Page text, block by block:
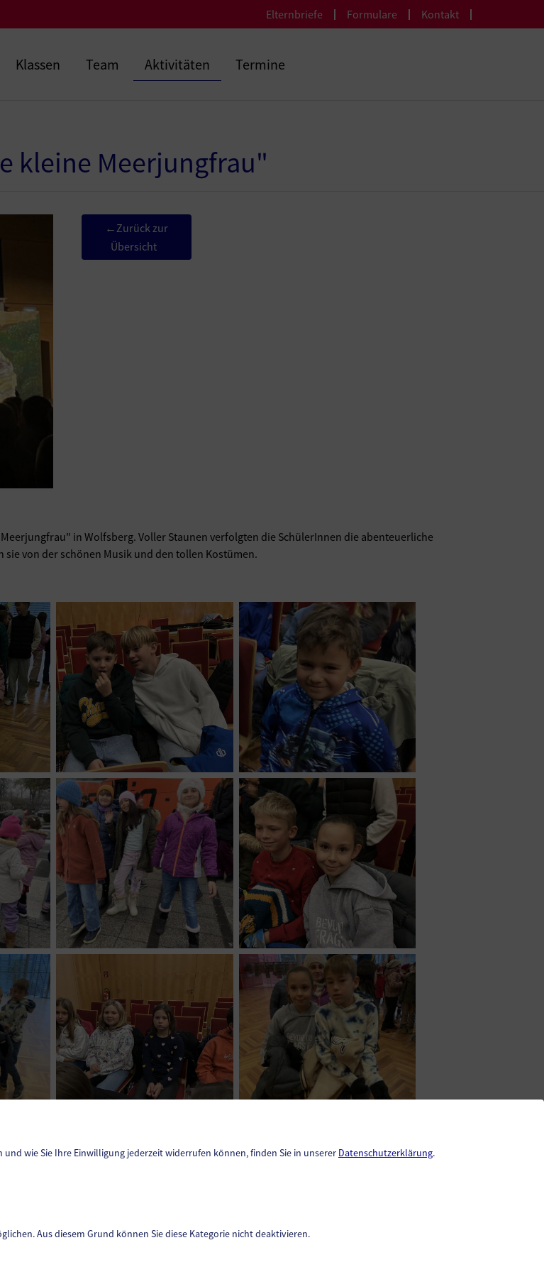
Elternbriefe Formulare Kontakt
Klassen Team Aktivitäten Termine
kleine Meerjungfrau"
← Zurück zur
Übersicht
in Wolfsberg. Voller Staunen verfolgten die SchülerInnen die abenteuerliche
von der schönen Musik und den tollen Kostümen.
Impressum
wie Sie Ihre Einwilligung jederzeit widerrufen können, finden Sie in unserer Datenschutzerklärung.
Aus diesem Grund können Sie diese Kategorie nicht deaktivieren.